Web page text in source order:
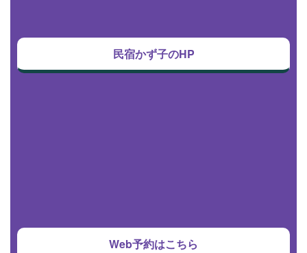
民宿かず子のHP
Web予約はこちら